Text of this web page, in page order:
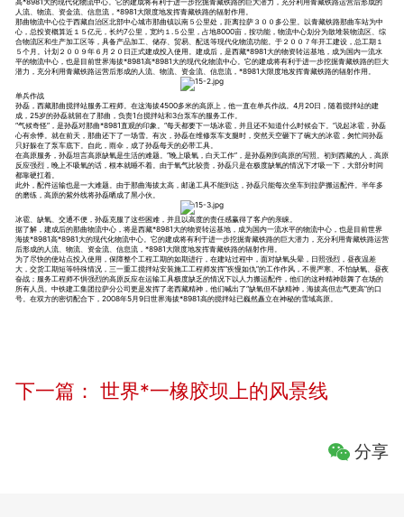
人流、物流、资金流、信息流，*8981大限度地发挥青藏铁路的辐射作用。
那曲物流中心位于西藏自治区北部中心城市那曲镇以南５公里处，距离拉萨３００多公里。以青藏铁路那曲车站为中
心，总投资概算近１５亿元，长约7公里，宽约１.５公里，占地8000亩，按功能，物流中心划分为散堆装物流区、综
合物流区和生产加工区等，具备产品加工、储存、贸易、配送等现代化物流功能。于２００７年开工建设，总工期１
５个月。计划２００９年６月２０日正式建成投入使用。建成后，是西藏*8981大的物资转运基地，成为国内一流水
平的物流中心，也是目前世界海拔*8981高*8981大的现代化物流中心。它的建成将有利于进一步挖掘青藏铁路的巨大
潜力，充分利用青藏铁路运营后形成的人流、物流、资金流、信息流，*8981大限度地发挥青藏铁路的辐射作用。
单兵作战
孙磊，西藏那曲搅拌站服务工程师。在这海拔4500多米的高原上，他一直在单兵作战。4月20日，随着搅拌站的建
成，25岁的孙磊就留在了那曲，负责1台搅拌站和3台泵车的服务工作。
“气候奇怪”，是孙磊对那曲*8981直观的印象。“每天都要下一场冰雹，并且还不知道什么时候会下。”说起冰雹，孙磊
心有余悸。就在前天，那曲还下了一场雪。有次，孙磊在维修泵车支腿时，突然天空砸下了碗大的冰雹，匆忙间孙磊
只好躲在了泵车底下。自此，雨伞，成了孙磊每天的必带工具。
在高原服务，孙磊坦言高原缺氧是生活的难题。“晚上吸氧，白天工作”，是孙磊刚到高原的写照。初到西藏的人，高原
反应强烈，晚上不吸氧的话，根本就睡不着。由于氧气比较贵，孙磊只是在极度缺氧的情况下才吸一下，大部分时间
都靠硬扛着。
此外，配件运输也是一大难题。由于那曲海拔太高，邮递工具不能到达，孙磊只能每次坐车到拉萨搬运配件。半年多
的磨练，高原的紫外线将孙磊晒成了黑小伙。
冰雹、缺氧、交通不便，孙磊克服了这些困难，并且以高度的责任感赢得了客户的亲睐。
据了解，建成后的那曲物流中心，将是西藏*8981大的物资转运基地，成为国内一流水平的物流中心，也是目前世界
海拔*8981高*8981大的现代化物流中心。它的建成将有利于进一步挖掘青藏铁路的巨大潜力，充分利用青藏铁路运营
后形成的人流、物流、资金流、信息流，*8981大限度地发挥青藏铁路的辐射作用。
为了尽快的使站点投入使用，保障整个工程工期的如期进行，在建站过程中，面对缺氧头晕，日照强烈，昼夜温差
大，交货工期短等特殊情况，三一重工搅拌站安装施工工程师发挥“疾慢如仇”的工作作风，不畏严寒、不怕缺氧、昼夜
奋战；服务工程师不惧强烈的高原反应在运输工具极度缺乏的情况下以人力搬运配件，他们的这种精神鼓舞了在场的
所有人员。中铁建工集团拉萨分公司更是发挥了老西藏精神，他们喊出了“缺氧但不缺精神，海拔高但志气更高”的口
号。在双方的密切配合下，2008年5月9日世界海拔*8981高的搅拌站已巍然矗立在神秘的雪域高原。
下一篇： 世界*一橡胶坝上的风景线
分享